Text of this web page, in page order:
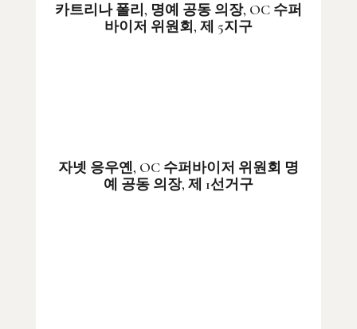
카트리나 폴리, 명예 공동 의장, OC 수퍼
바이저 위원회, 제 5지구
자넷 응우옌, OC 수퍼바이저 위원회 명
예 공동 의장, 제 1선거구